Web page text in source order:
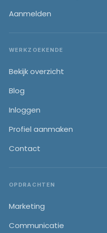
Aanmelden
WERKZOEKENDE
Bekijk overzicht
Blog
Inloggen
Profiel aanmaken
Contact
OPDRACHTEN
Marketing
Communicatie